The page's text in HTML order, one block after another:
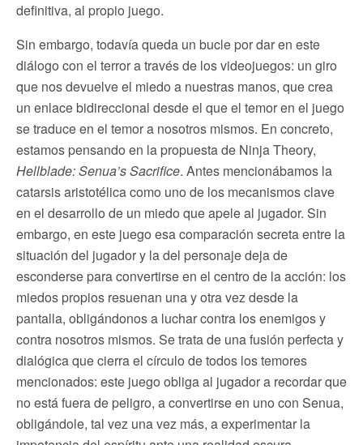
definitiva, al propio juego.
Sin embargo, todavía queda un bucle por dar en este
diálogo con el terror a través de los videojuegos: un giro
que nos devuelve el miedo a nuestras manos, que crea
un enlace bidireccional desde el que el temor en el juego
se traduce en el temor a nosotros mismos. En concreto,
estamos pensando en la propuesta de Ninja Theory,
Hellblade: Senua’s Sacrifice. Antes mencionábamos la
catarsis aristotélica como uno de los mecanismos clave
en el desarrollo de un miedo que apele al jugador. Sin
embargo, en este juego esa comparación secreta entre la
situación del jugador y la del personaje deja de
esconderse para convertirse en el centro de la acción: los
miedos propios resuenan una y otra vez desde la
pantalla, obligándonos a luchar contra los enemigos y
contra nosotros mismos. Se trata de una fusión perfecta y
dialógica que cierra el círculo de todos los temores
mencionados: este juego obliga al jugador a recordar que
no está fuera de peligro, a convertirse en uno con Senua,
obligándole, tal vez una vez más, a experimentar la